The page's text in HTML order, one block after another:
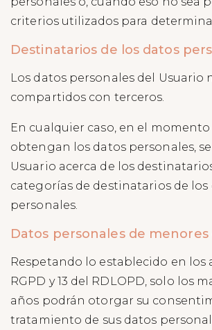
criterios utilizados para
Destinatarios de los datos
Los datos personales del Usuario
compartidos con terceros.
En cualquier caso, en el momento
obtengan los datos personales,
Usuario acerca de los
categorías de destinatarios de los
personales.
Datos personales de menores
Respetando lo establecido en los
RGPD y 13 del RDLOPD, solo los
años podrán otorgar su
tratamiento de sus datos